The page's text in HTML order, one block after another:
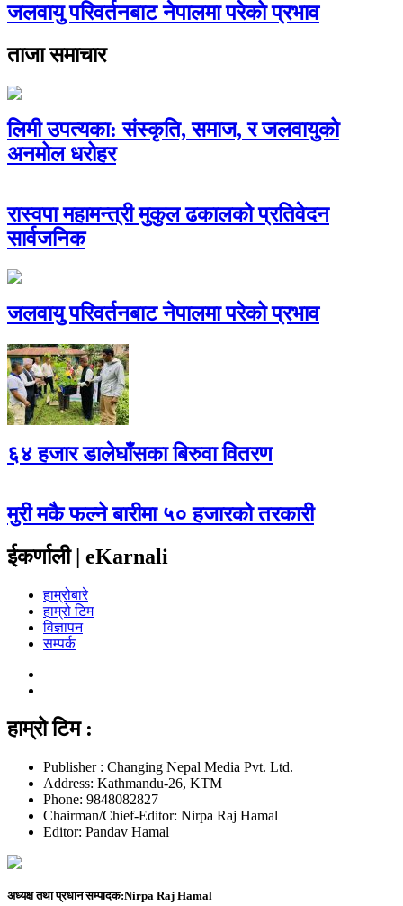
जलवायु परिवर्तनबाट नेपालमा परेको प्रभाव
ताजा समाचार
लिमी उपत्यका: संस्कृति, समाज, र जलवायुको
अनमोल धरोहर
रास्वपा महामन्त्री मुकुल ढकालको प्रतिवेदन
सार्वजनिक
जलवायु परिवर्तनबाट नेपालमा परेको प्रभाव
६४ हजार डालेघाँसका बिरुवा वितरण
मुरी मकै फल्ने बारीमा ५० हजारको तरकारी
ईकर्णाली | eKarnali
हाम्रोबारे
हाम्रो टिम
विज्ञापन
सम्पर्क
हाम्रो टिम :
Publisher : Changing Nepal Media Pvt. Ltd.
Address: Kathmandu-26, KTM
Phone: 9848082827
Chairman/Chief-Editor: Nirpa Raj Hamal
Editor: Pandav Hamal
अध्यक्ष तथा प्रधान सम्पादक:Nirpa Raj Hamal